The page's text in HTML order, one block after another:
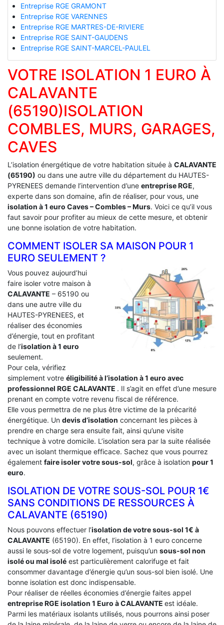
Entreprise RGE GRAMONT
Entreprise RGE VARENNES
Entreprise RGE MARTRES-DE-RIVIERE
Entreprise RGE SAINT-GAUDENS
Entreprise RGE SAINT-MARCEL-PAULEL
VOTRE ISOLATION 1 EURO À
CALAVANTE
(65190)ISOLATION
COMBLES, MURS, GARAGES,
CAVES
L’isolation énergétique de votre habitation située à CALAVANTE
(65190) ou dans une autre ville du département du HAUTES-
PYRENEES demande l’intervention d’une entreprise RGE,
experte dans son domaine, afin de réaliser, pour vous, une
isolation à 1 euro Caves – Combles – Murs. Voici ce qu’il vous
faut savoir pour profiter au mieux de cette mesure, et obtenir
une bonne isolation de votre habitation.
COMMENT ISOLER SA MAISON POUR 1
EURO SEULEMENT ?
Vous pouvez aujourd’hui
faire isoler votre maison à
CALAVANTE – 65190 ou
dans une autre ville du
HAUTES-PYRENEES, et
réaliser des économies
d’énergie, tout en profitant
de l’isolation à 1 euro
seulement.
Pour cela, vérifiez
simplement votre éligibilité à l’isolation à 1 euro avec
professionnel RGE CALAVANTE . Il s’agit en effet d’une mesure
prenant en compte votre revenu fiscal de référence.
Elle vous permettra de ne plus être victime de la précarité
énergétique. Un devis d’isolation concernant les pièces à
prendre en charge sera ensuite fait, ainsi qu’une visite
technique à votre domicile. L’isolation sera par la suite réalisée
avec un isolant thermique efficace. Sachez que vous pourrez
également faire isoler votre sous-sol, grâce à isolation pour 1
euro.
ISOLATION DE VOTRE SOUS-SOL POUR 1€
SANS CONDITIONS DE RESSOURCES À
‎CALAVANTE (65190)
Nous pouvons effectuer l’isolation de votre sous-sol 1€ à
CALAVANTE (65190). En effet, l’isolation à 1 euro concerne
aussi le sous-sol de votre logement, puisqu’un sous-sol non
isolé ou mal isolé est particulièrement calorifuge et fait
consommer davantage d’énergie qu’un sous-sol bien isolé. Une
bonne isolation est donc indispensable.
Pour réaliser de réelles économies d’énergie faites appel
entreprise RGE isolation 1 Euro à CALAVANTE est idéale.
Parmi les matériaux isolants utilisés, nous pourrons ainsi poser